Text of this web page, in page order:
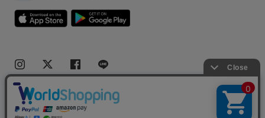
Copyright(C) Bigi Co.,Ltd.All Rights Reserved.